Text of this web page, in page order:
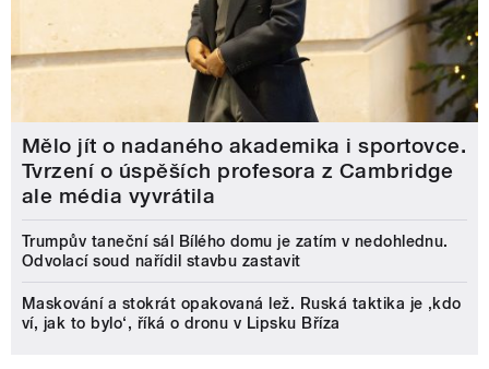
Mělo jít o nadaného akademika i sportovce.
Tvrzení o úspěších profesora z Cambridge
ale média vyvrátila
Trumpův taneční sál Bílého domu je zatím v nedohlednu.
Odvolací soud nařídil stavbu zastavit
Maskování a stokrát opakovaná lež. Ruská taktika je ‚kdo
ví, jak to bylo‘, říká o dronu v Lipsku Bříza